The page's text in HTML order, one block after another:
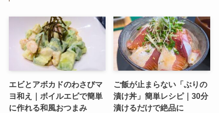
エビとアボカドのわさびマ
ヨ和え｜ボイルエビで簡単
に作れる和風おつまみ
ご飯が止まらない「ぶりの
漬け丼」簡単レシピ｜30分
漬けるだけで絶品に